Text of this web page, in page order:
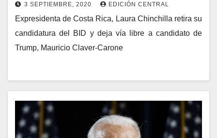
3 SEPTIEMBRE, 2020 EDICIÓN CENTRAL
Expresidenta de Costa Rica, Laura Chinchilla retira su
candidatura del BID y deja vía libre a candidato de
Trump, Mauricio Claver-Carone